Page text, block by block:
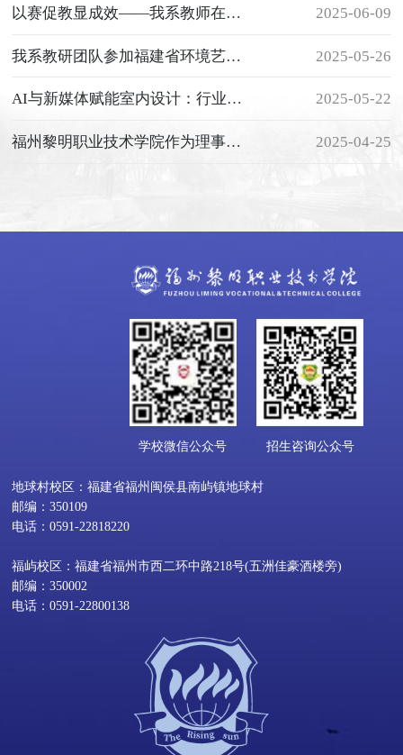
以赛促教显成效——我系教师在院级说课决赛中喜获一等奖、三等奖 2025-06-09
我系教研团队参加福建省环境艺术设计协会 2025年“三四五”计划启动大会暨“育星工程”系列活动 2025-05-26
AI与新媒体赋能室内设计：行业新趋势与未来展望讲座圆满举办 2025-05-22
福州黎明职业技术学院作为理事单位参加福建省高等教育学会高等职业技术教育分会成立大会 2025-04-25
学校微信公众号 招生咨询公众号
地球村校区：福建省福州闽侯县南屿镇地球村
邮编：350109
电话：0591-22818220
福屿校区：福建省福州市西二环中路218号(五洲佳豪酒楼旁)
邮编：350002
电话：0591-22800138